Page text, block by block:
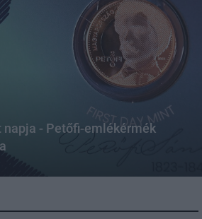
- Petőfi-emlékérmék